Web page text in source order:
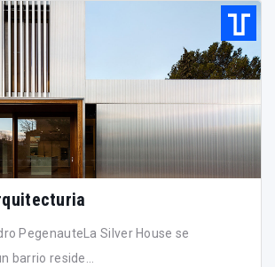
PegenauteLa Silver House se
barrio reside...